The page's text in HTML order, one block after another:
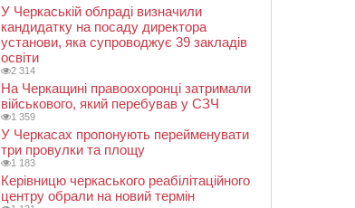
У Черкаській облраді визначили
кандидатку на посаду директора
установи, яка супроводжує 39 закладів
освіти
2 314
На Черкащині правоохоронці затримали
військового, який перебував у СЗЧ
1 359
У Черкасах пропонують перейменувати
три провулки та площу
1 183
Керівницю черкаського реабілітаційного
центру обрали на новий термін